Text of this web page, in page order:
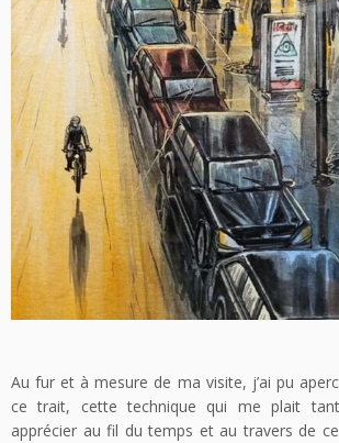
Au fur et à mesure de ma visite, j’ai pu
ce trait, cette technique qui me plait
apprécier au fil du temps et au travers de